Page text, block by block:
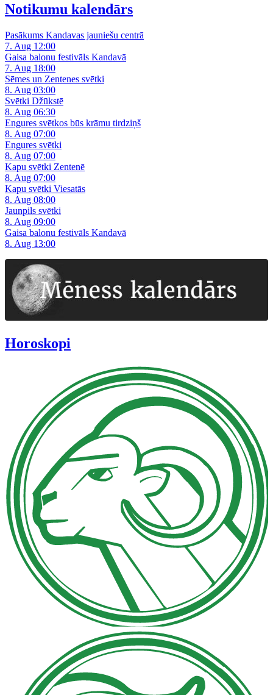
Notikumu kalendārs
Pasākums Kandavas jauniešu centrā
7. Aug 12:00
Gaisa balonu festivāls Kandavā
7. Aug 18:00
Sēmes un Zentenes svētki
8. Aug 03:00
Svētki Džūkstē
8. Aug 06:30
Engures svētkos būs krāmu tirdziņš
8. Aug 07:00
Engures svētki
8. Aug 07:00
Kapu svētki Zentenē
8. Aug 07:00
Kapu svētki Viesatās
8. Aug 08:00
Jaunpils svētki
8. Aug 09:00
Gaisa balonu festivāls Kandavā
8. Aug 13:00
Horoskopi